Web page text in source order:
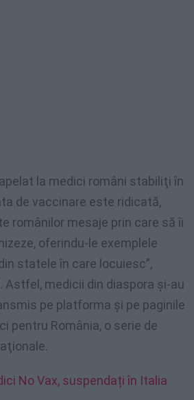
la medici români stabiliţi în
de vaccinare este ridicată,
românilor mesaje prin care să îi
oferindu-le exemplele
statele în care locuiesc”,
medicii din diaspora şi-au
pe platforma şi pe paginile
pentru România, o serie de
No Vax, suspendați în Italia